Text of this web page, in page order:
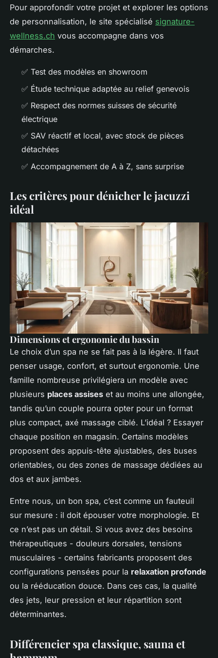
Pour approfondir votre projet et explorer les options
de personnalisation, le site spécialisé signature-
wellness.ch vous accompagne dans vos
démarches.
✅ Test des modèles en showroom
✅ Étude technique adaptée au relief genevois
✅ Respect des normes suisses de sécurité
électrique
✅ SAV réactif et local, avec stock de pièces
détachées
✅ Accompagnement de A à Z, sans surprise
Les critères pour dénicher le jacuzzi
idéal
Dimensions et ergonomie du bassin
Le choix d’un spa ne se fait pas à la légère. Il faut
penser usage, confort, et surtout ergonomie. Une
famille nombreuse privilégiera un modèle avec
plusieurs places assises et au moins une allongée,
tandis qu’un couple pourra opter pour un format
plus compact, axé massage ciblé. L’idéal ? Essayer
chaque position en magasin. Certains modèles
proposent des appuis-tête ajustables, des buses
orientables, ou des zones de massage dédiées au
dos et aux jambes.
Entre nous, un bon spa, c’est comme un fauteuil
sur mesure : il doit épouser votre morphologie. Et
ce n’est pas un détail. Si vous avez des besoins
thérapeutiques - douleurs dorsales, tensions
musculaires - certains fabricants proposent des
configurations pensées pour la relaxation profonde
ou la rééducation douce. Dans ces cas, la qualité
des jets, leur pression et leur répartition sont
déterminantes.
Différencier spa classique, sauna et